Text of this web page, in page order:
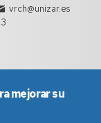
vrch@unizar.es
mejorar su